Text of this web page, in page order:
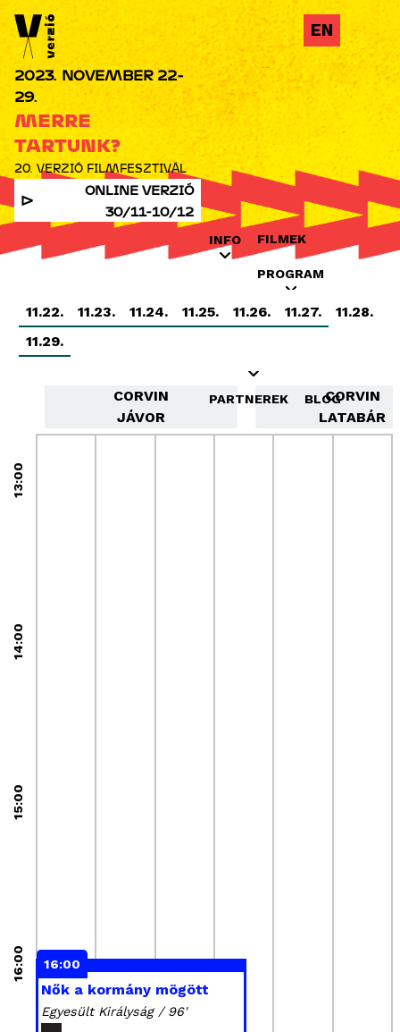
Jump to navigation
INFO FILMEK
PROGRAM
INDUSTRY OKTATÁS
PARTNEREK BLOG
ONLINE VERZIÓ
30/11-10/12
MERRE
TARTUNK?
20. VERZIÓ FILMFESZTIVÁL
2023. NOVEMBER 22-
29.
11.22. 11.23. 11.24. 11.25. 11.26. 11.27.
11.28.
11.29.
CORVIN
JÁVOR
CORVIN
LATABÁR
13:00
14:00
15:00
16:00 16:00
Nők a kormány mögött
Egyesült Királyság / 96'
EN